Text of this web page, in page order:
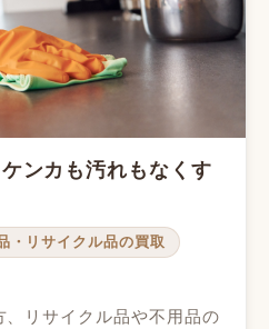
ンカも汚れもなくす
・リサイクル品の買取
、リサイクル品や不用品の